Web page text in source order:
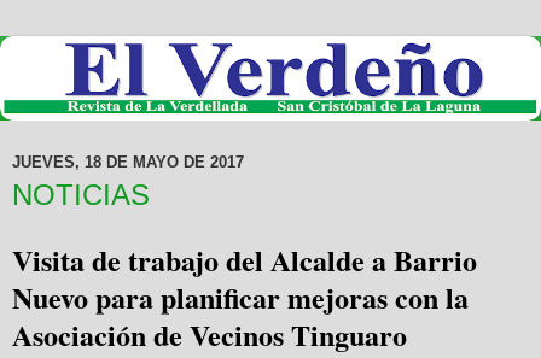
JUEVES, 18 DE MAYO DE 2017
NOTICIAS
Visita de trabajo del Alcalde a Barrio
Nuevo para planificar mejoras con la
Asociación de Vecinos Tinguaro